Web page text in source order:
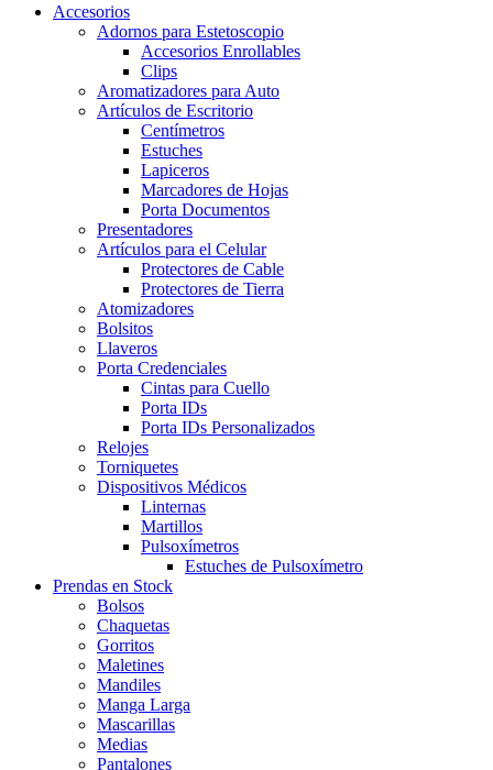
Accesorios
Adornos para Estetoscopio
Accesorios Enrollables
Clips
Aromatizadores para Auto
Artículos de Escritorio
Centímetros
Estuches
Lapiceros
Marcadores de Hojas
Porta Documentos
Presentadores
Artículos para el Celular
Protectores de Cable
Protectores de Tierra
Atomizadores
Bolsitos
Llaveros
Porta Credenciales
Cintas para Cuello
Porta IDs
Porta IDs Personalizados
Relojes
Torniquetes
Dispositivos Médicos
Linternas
Martillos
Pulsoxímetros
Estuches de Pulsoxímetro
Prendas en Stock
Bolsos
Chaquetas
Gorritos
Maletines
Mandiles
Manga Larga
Mascarillas
Medias
Pantalones